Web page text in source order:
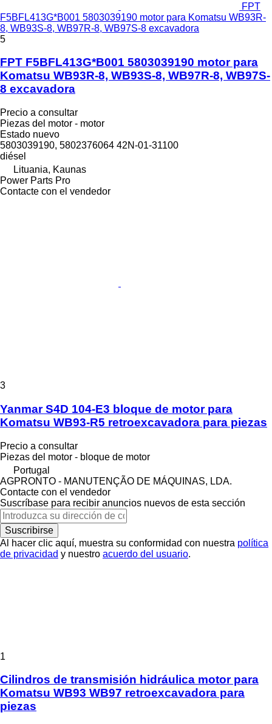
FPT
F5BFL413G*B001 5803039190 motor para Komatsu WB93R-
8, WB93S-8, WB97R-8, WB97S-8 excavadora
5
FPT F5BFL413G*B001 5803039190 motor para
Komatsu WB93R-8, WB93S-8, WB97R-8, WB97S-
8 excavadora
Precio a consultar
Piezas del motor - motor
Estado nuevo
5803039190, 5802376064 42N-01-31100
diésel
Lituania, Kaunas
Power Parts Pro
Contacte con el vendedor
3
Yanmar S4D 104-E3 bloque de motor para
Komatsu WB93-R5 retroexcavadora para piezas
Precio a consultar
Piezas del motor - bloque de motor
Portugal
AGPRONTO - MANUTENÇÃO DE MÁQUINAS, LDA.
Contacte con el vendedor
Suscríbase para recibir anuncios nuevos de esta sección
Suscribirse
Al hacer clic aquí, muestra su conformidad con nuestra política
de privacidad y nuestro acuerdo del usuario.
1
Cilindros de transmisión hidráulica motor para
Komatsu WB93 WB97 retroexcavadora para
piezas